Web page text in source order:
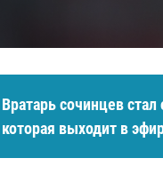
Вратарь сочинцев
которая выходит в